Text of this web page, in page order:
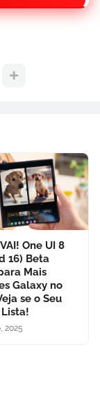
One UI 8
16) Beta
Mais
Galaxy no
se o Seu
2025